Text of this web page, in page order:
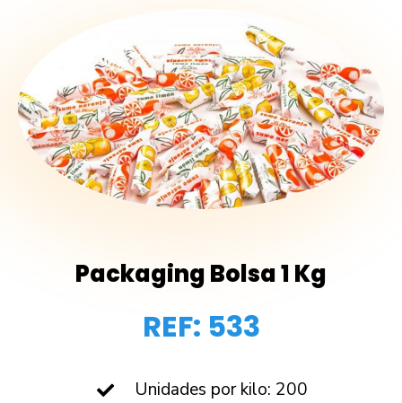
Packaging Bolsa 1 Kg
REF: 533
Unidades por kilo: 200